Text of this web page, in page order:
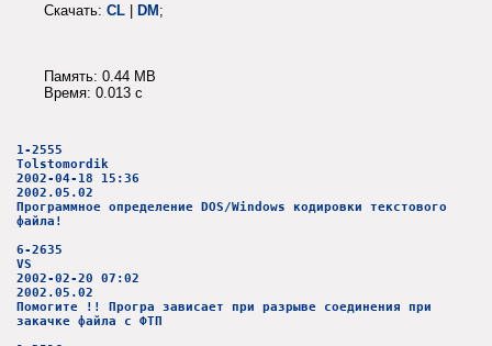
Скачать: CL DM ;
Память: 0.44 MB
Время: 0.013 c
1-2555
Tolstomordik
2002-04-18 15:36
2002.05.02
Программное определение DOS/Windows кодировки текстового
файла!
6-2635
VS
2002-02-20 07:02
2002.05.02
Помогите !! Програ зависает при разрыве соединения при
закачке файла с ФТП